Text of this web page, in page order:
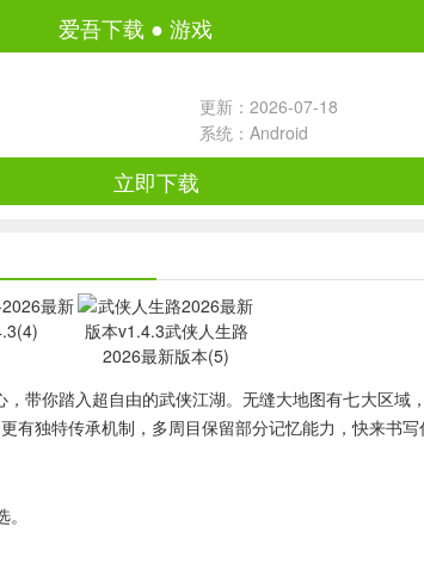
爱吾下载 ● 游戏
更新：2026-07-18
系统：Android
立即下载
带你踏入超自由的武侠江湖。无缝大地图有七大区
独特传承机制，多周目保留部分记忆能力，快来书写